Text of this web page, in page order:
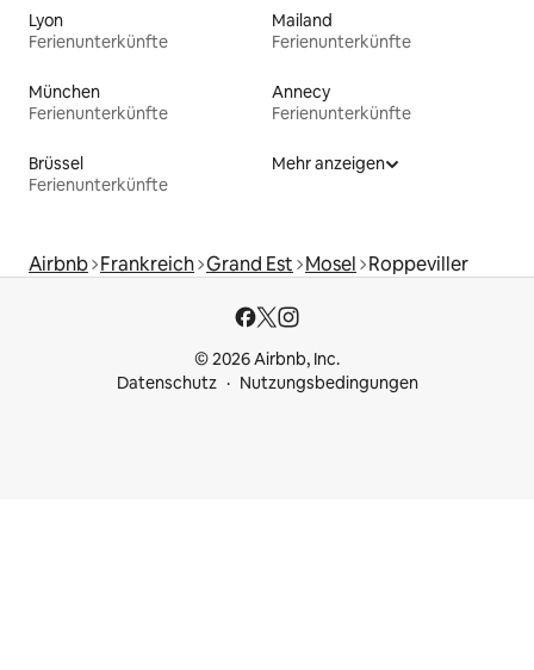
Lyon
Ferienunterkünfte
Mailand
Ferienunterkünfte
München
Ferienunterkünfte
Annecy
Ferienunterkünfte
Brüssel
Ferienunterkünfte
Mehr anzeigen
Airbnb Frankreich Grand Est Mosel Roppeviller
© 2026 Airbnb, Inc.
Datenschutz
Nutzungsbedingungen